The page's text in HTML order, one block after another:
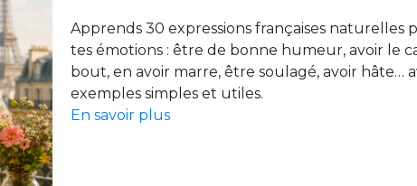
Apprends 30 expressions françaises naturelles
tes émotions : être de bonne humeur, avoir le
bout, en avoir marre, être soulagé, avoir hâte…
En savoir plus
Qui, que, où, dont : ces quatre pronoms relatifs
relier deux phrases et de parler plus naturellement.
guide simple pour les comprendre et les utiliser.
En savoir plus